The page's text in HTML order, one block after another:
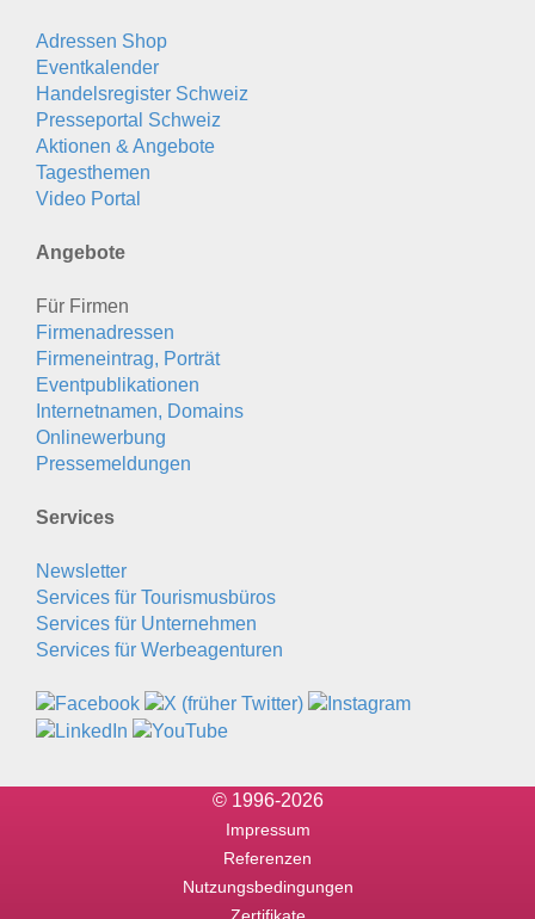
Adressen Shop
Eventkalender
Handelsregister Schweiz
Presseportal Schweiz
Aktionen & Angebote
Tagesthemen
Video Portal
Angebote
Für Firmen
Firmenadressen
Firmeneintrag, Porträt
Eventpublikationen
Internetnamen, Domains
Onlinewerbung
Pressemeldungen
Services
Newsletter
Services für Tourismusbüros
Services für Unternehmen
Services für Werbeagenturen
© 1996-2026
Impressum
Referenzen
Nutzungsbedingungen